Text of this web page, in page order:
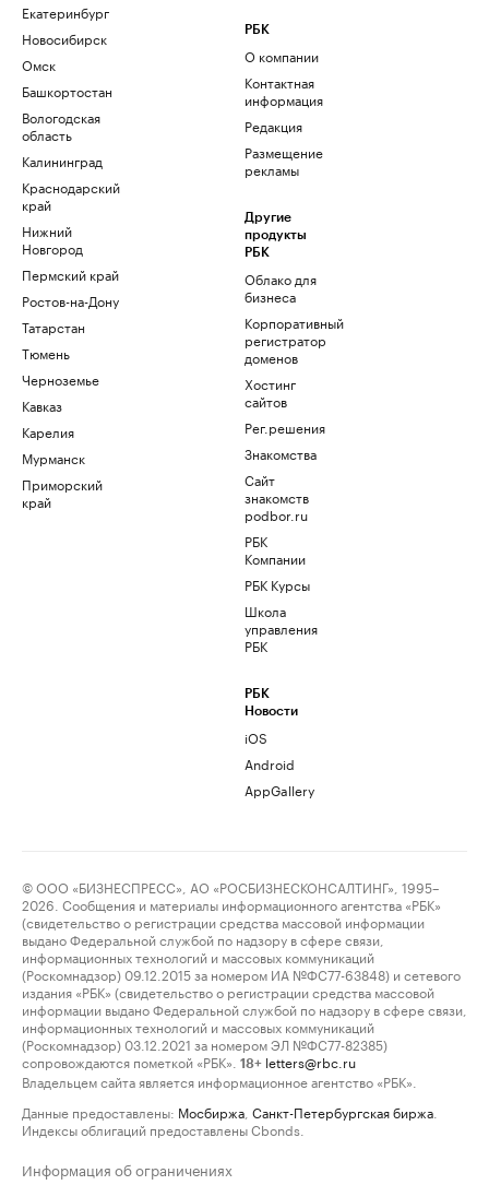
Екатеринбург
Новосибирск
Омск
Башкортостан
Вологодская
область
Калининград
Краснодарский
край
Нижний
Новгород
Пермский край
Ростов-на-Дону
Татарстан
Тюмень
Черноземье
Кавказ
Карелия
Мурманск
Приморский
край
РБК
О компании
Контактная
информация
Редакция
Размещение
рекламы
Другие
продукты
РБК
Облако для
бизнеса
Корпоративный
регистратор
доменов
Хостинг
сайтов
Рег.решения
Знакомства
Сайт
знакомств
podbor.ru
РБК
Компании
РБК Курсы
Школа
управления
РБК
РБК
Новости
iOS
Android
AppGallery
© ООО «БИЗНЕСПРЕСС», АО «РОСБИЗНЕСКОНСАЛТИНГ», 1995–
2026. Сообщения и материалы информационного агентства «РБК»
(свидетельство о регистрации средства массовой информации
выдано Федеральной службой по надзору в сфере связи,
информационных технологий и массовых коммуникаций
(Роскомнадзор) 09.12.2015 за номером ИА №ФС77-63848) и сетевого
издания «РБК» (свидетельство о регистрации средства массовой
информации выдано Федеральной службой по надзору в сфере связи,
информационных технологий и массовых коммуникаций
(Роскомнадзор) 03.12.2021 за номером ЭЛ №ФС77-82385)
сопровождаются пометкой «РБК».
18+ letters@rbc.ru
Владельцем сайта является информационное агентство «РБК».
Данные предоставлены: Мосбиржа Санкт-Петербургская биржа
Индексы облигаций предоставлены Cbonds.
Информация об ограничениях